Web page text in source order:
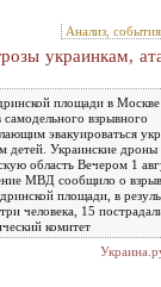
Анализ,
украинкам,
площади в Москве
взрывного
эвакуироваться
детей. Украинские дроны
область Вечером 1
МВД сообщило о
площади, в
человека, 15
комитет